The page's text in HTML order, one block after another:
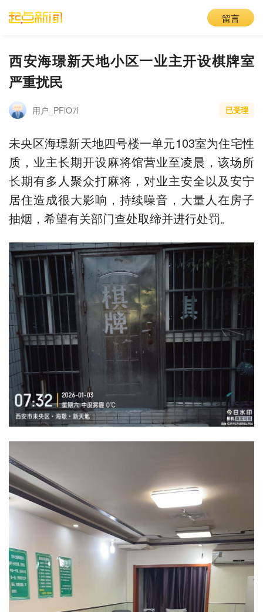
留言
西安海璟新天地小区一业主开设棋牌室
严重扰民
用户_PFlO7l 已受理
未央区海璟新天地四号楼一单元103室为住宅性
质，业主长期开设麻将馆营业至凌晨，该场所
长期有多人聚众打麻将，对业主安全以及安宁
居住造成很大影响，持续噪音，大量人在房子
抽烟，希望有关部门查处取缔并进行处罚。